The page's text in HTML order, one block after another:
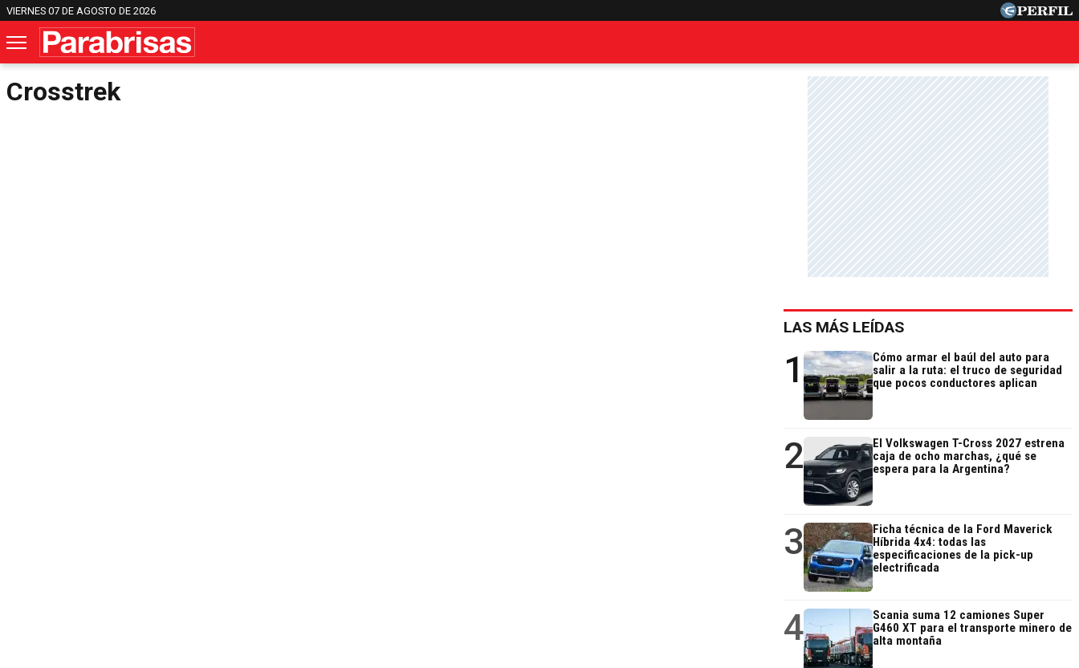
VIERNES 07 DE AGOSTO DE 2026
Crosstrek
LAS MÁS LEÍDAS
1
Cómo armar el baúl del auto para
salir a la ruta: el truco de seguridad
que pocos conductores aplican
2
El Volkswagen T-Cross 2027 estrena
caja de ocho marchas, ¿qué se
espera para la Argentina?
3
Ficha técnica de la Ford Maverick
Híbrida 4x4: todas las
especificaciones de la pick-up
electrificada
4
Scania suma 12 camiones Super
G460 XT para el transporte minero de
alta montaña